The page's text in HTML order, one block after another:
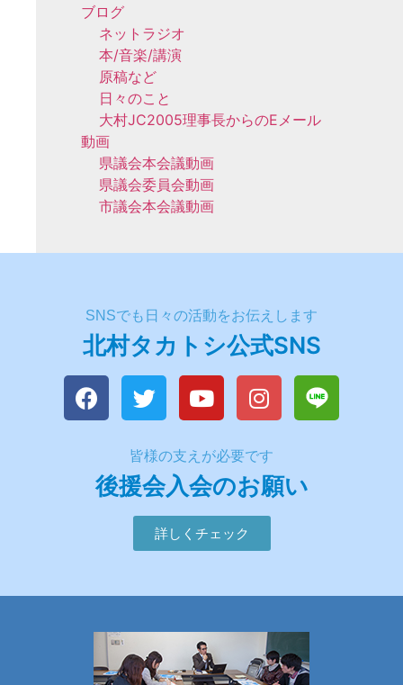
ブログ
ネットラジオ
本/音楽/講演
原稿など
日々のこと
大村JC2005理事長からのEメール
動画
県議会本会議動画
県議会委員会動画
市議会本会議動画
北村タカトシ公式SNS
SNSでも日々の活動をお伝えします
後援会入会のお願い
皆様の支えが必要です
詳しくチェック